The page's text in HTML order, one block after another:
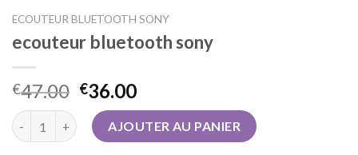
ECOUTEUR BLUETOOTH SONY
ecouteur bluetooth sony
€47.00 €36.00
quantité de ecouteur bluetooth sony
AJOUTER AU PANIER